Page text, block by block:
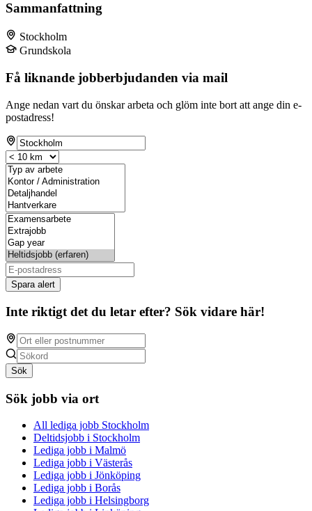
Sammanfattning
Stockholm
Grundskola
Få liknande jobberbjudanden via mail
Ange nedan vart du önskar arbeta och glöm inte bort att ange din e-
postadress!
Spara alert
Inte riktigt det du letar efter? Sök vidare här!
Sök
Sök jobb via ort
All lediga jobb Stockholm
Deltidsjobb i Stockholm
Lediga jobb i Malmö
Lediga jobb i Västerås
Lediga jobb i Jönköping
Lediga jobb i Borås
Lediga jobb i Helsingborg